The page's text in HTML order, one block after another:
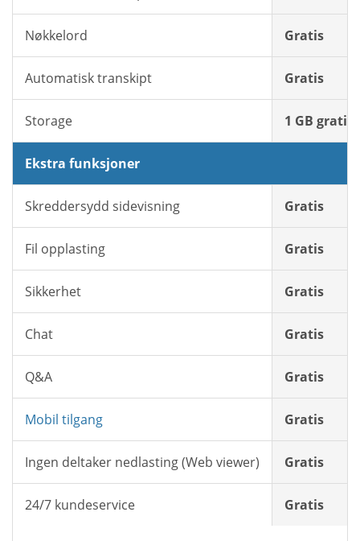
Nøkkelord Gratis
Automatisk transkipt Gratis
Storage 1 GB gratis
Ekstra funksjoner
Skreddersydd sidevisning Gratis
Fil opplasting Gratis
Sikkerhet Gratis
Chat Gratis
Q&A Gratis
Mobil tilgang Gratis
Ingen deltaker nedlasting (Web viewer) Gratis
24/7 kundeservice Gratis